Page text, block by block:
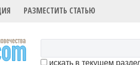
РАЗМЕСТИТЬ СТАТЬЮ
искать в текущем